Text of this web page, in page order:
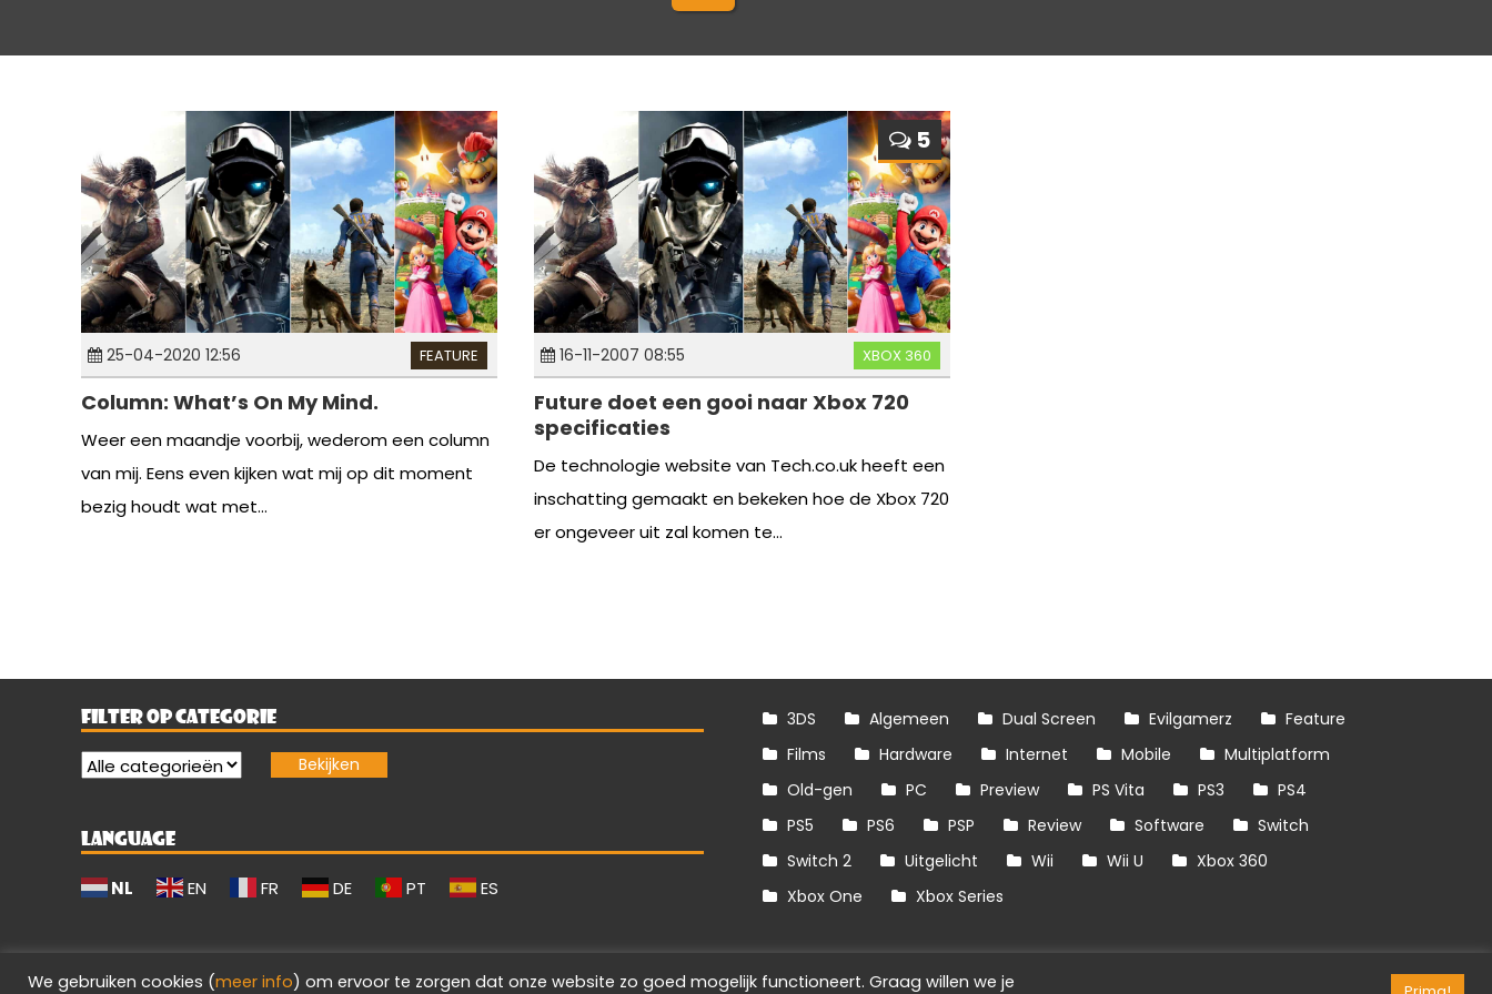
25-04-2020 12:56 FEATURE
Column: What’s On My Mind.
Weer een maandje voorbij, wederom een column
van mij. Eens even kijken wat mij op dit moment
bezig houdt wat met...
5
16-11-2007 08:55 XBOX 360
Future doet een gooi naar Xbox 720
specificaties
De technologie website van Tech.co.uk heeft een
inschatting gemaakt en bekeken hoe de Xbox 720
er ongeveer uit zal komen te...
FILTER OP CATEGORIE
LANGUAGE
NL EN FR DE PT ES
3DS Algemeen Dual Screen Evilgamerz
Feature
Films
Hardware Internet Mobile
Multiplatform
Old-gen
PC Preview PS Vita PS3
PS4
PS5
PS6 PSP Review Software
Switch
Switch 2
Uitgelicht Wii Wii U
Xbox 360
Xbox One
Xbox Series
We gebruiken cookies (meer info) om ervoor te zorgen dat onze website zo goed mogelijk functioneert. Graag willen we je